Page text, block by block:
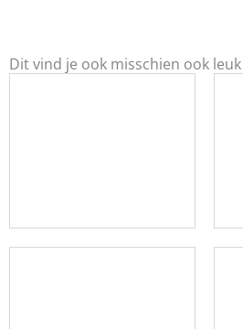
Dit vind je ook misschien ook leuk